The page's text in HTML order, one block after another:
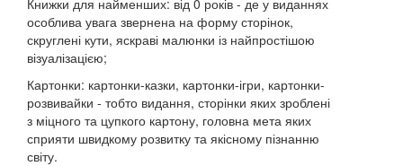
особлива увага звернена на форму сторінок,
скруглені кути, яскраві малюнки із найпростішою
візуалізацією;
Картонки: картонки-казки, картонки-ігри, картонки-
розвивайки - тобто видання, сторінки яких зроблені
з міцного та цупкого картону, головна мета яких
сприяти швидкому розвитку та якісному пізнанню
світу.